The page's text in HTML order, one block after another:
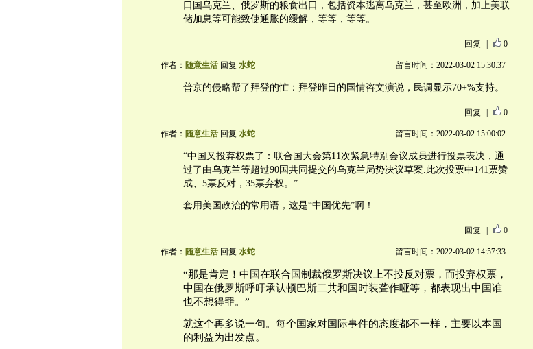
口国乌克兰、俄罗斯的粮食出口，包括资本逃离乌克兰，甚至欧洲，加上美联
储加息等可能致使通胀的缓解，等等，等等。
回复 0
作者： 随意生活回复 水蛇 留言时间：2022-03-02 15:30:37
普京的侵略帮了拜登的忙：拜登昨日的国情咨文演说，民调显示70+%支持。
回复 0
作者： 随意生活回复 水蛇 留言时间：2022-03-02 15:00:02
“中国又投弃权票了：联合国大会第11次紧急特别会议成员进行投票表决，通
过了由乌克兰等超过90国共同提交的乌克兰局势决议草案.此次投票中141票赞
成、5票反对，35票弃权。”
套用美国政治的常用语，这是“中国优先”啊！
回复 0
作者： 随意生活回复 水蛇 留言时间：2022-03-02 14:57:33
“那是肯定！中国在联合国制裁俄罗斯决议上不投反对票，而投弃权票，
中国在俄罗斯呼吁承认顿巴斯二共和国时装聋作哑等，都表现出中国谁
也不想得罪。”
就这个再多说一句。每个国家对国际事件的态度都不一样，主要以本国
的利益为出发点。